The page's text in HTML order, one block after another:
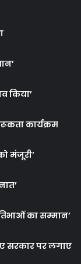
किया’
कार्यक्रम
मंजूरी’
का सम्मान’
सरकार पर लगाए